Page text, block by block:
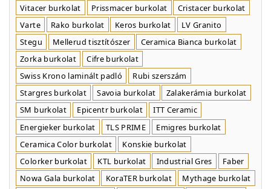
Vitacer burkolat
Prissmacer burkolat
Cristacer burkolat
Varte
Rako burkolat Keros burkolat
LV Granito
Stegu
Mellerud tisztítószer
Ceramica Bianca burkolat
Zorka burkolat
Cifre burkolat
Swiss Krono laminált padló
Rubi szerszám
Stargres burkolat
Savoia burkolat
Zalakerámia burkolat
SM burkolat
Epicentr burkolat
ITT Ceramic
Energieker burkolat
TLS PRIME
Emigres burkolat
Ceramica Color burkolat
Konskie burkolat
Colorker burkolat
KTL burkolat Industrial Gres
Faber
Nowa Gala burkolat
KoraTER burkolat
Mythage burkolat